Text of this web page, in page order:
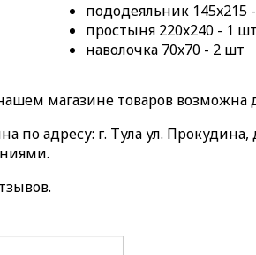
пододеяльник 145x215
простыня 220x240 - 1 шт
наволочка 70x70 - 2 шт
магазине товаров возможна
по адресу: г. Тула ул. Прокудина,